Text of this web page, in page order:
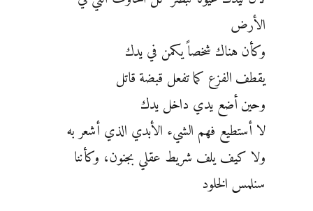
الأرض
وكأن هناك شخصاً يكمن في يدك
يقطف الفزع كما تفعل قبضة قاتل
وحين أضع يدي داخل يدك
لا أستطيع فهم الشيء الأبدي الذي أشعر به
ولا كيف يلف شريط عقلي بجنون، وكأننا
سنلمس الخلود